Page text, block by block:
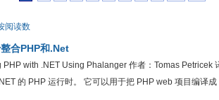
阅读数
合PHP和.Net
PHP with .NET Using Phalanger 作者：Tomas Petricek
的 PHP 运行时。 它可以用于把 PHP web 项目编译成